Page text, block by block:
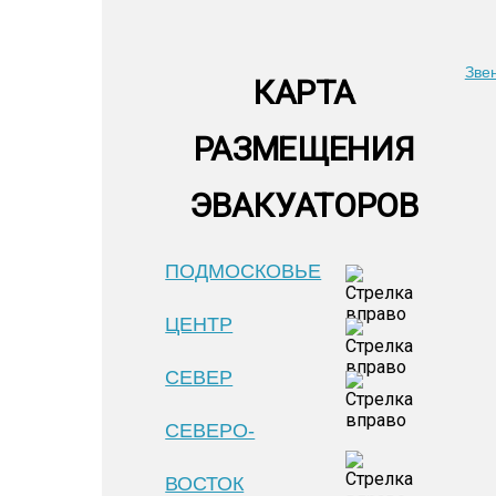
КАРТА
РАЗМЕЩЕНИЯ
ЭВАКУАТОРОВ
ПОДМОСКОВЬЕ
ЦЕНТР
СЕВЕР
СЕВЕРО-
ВОСТОК